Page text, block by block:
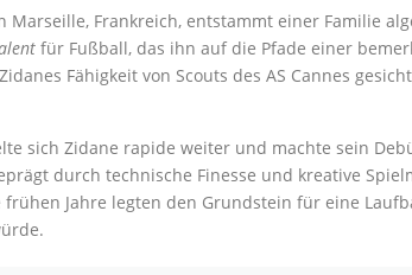
Marseille, Frankreich, entstammt einer Familie
für Fußball, das ihn auf die Pfade einer
Fähigkeit von Scouts des AS Cannes
sich Zidane rapide weiter und machte sein
durch technische Finesse und kreative
frühen Jahre legten den Grundstein für eine